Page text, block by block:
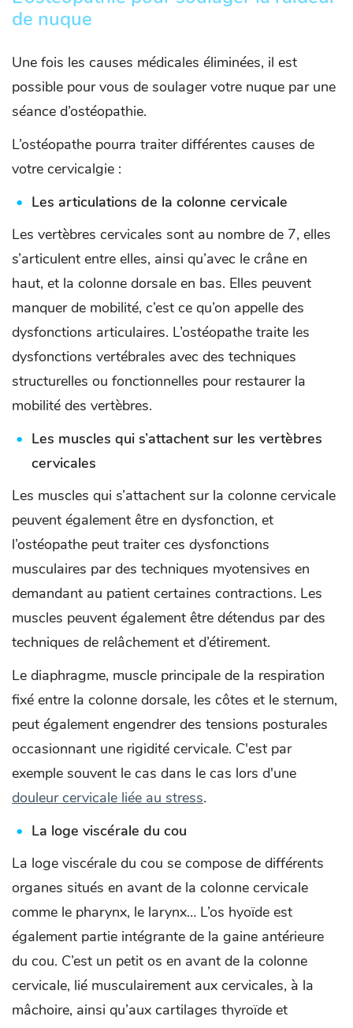
de nuque
Une fois les causes médicales éliminées, il est
possible pour vous de soulager votre nuque par une
séance d’ostéopathie.
L’ostéopathe pourra traiter différentes causes de
votre cervicalgie :
Les articulations de la colonne cervicale
Les vertèbres cervicales sont au nombre de 7, elles
s’articulent entre elles, ainsi qu’avec le crâne en
haut, et la colonne dorsale en bas. Elles peuvent
manquer de mobilité, c’est ce qu’on appelle des
dysfonctions articulaires. L’ostéopathe traite les
dysfonctions vertébrales avec des techniques
structurelles ou fonctionnelles pour restaurer la
mobilité des vertèbres.
Les muscles qui s’attachent sur les vertèbres
cervicales
Les muscles qui s’attachent sur la colonne cervicale
peuvent également être en dysfonction, et
l’ostéopathe peut traiter ces dysfonctions
musculaires par des techniques myotensives en
demandant au patient certaines contractions. Les
muscles peuvent également être détendus par des
techniques de relâchement et d’étirement.
Le diaphragme, muscle principale de la respiration
fixé entre la colonne dorsale, les côtes et le sternum,
peut également engendrer des tensions posturales
occasionnant une rigidité cervicale. C'est par
exemple souvent le cas dans le cas lors d'une
douleur cervicale liée au stress.
La loge viscérale du cou
La loge viscérale du cou se compose de différents
organes situés en avant de la colonne cervicale
comme le pharynx, le larynx… L’os hyoïde est
également partie intégrante de la gaine antérieure
du cou. C’est un petit os en avant de la colonne
cervicale, lié musculairement aux cervicales, à la
mâchoire, ainsi qu’aux cartilages thyroïde et